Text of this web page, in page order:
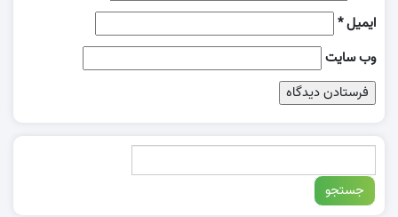
ایمیل*
وب‌ سایت